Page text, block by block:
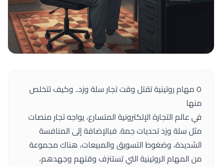
٥ مهام روتينية تقتل وقت تجار سلة وزد.. وكيف تتخلص
منها
في عالم التجارة الإلكترونية المتسارع، يواجه تجار منصات
مثل سلة وزد تحديات جمة. فبالإضافة إلى المنافسة
الشديدة، وضغوط التسويق والمبيعات، هناك مجموعة
من المهام الروتينية التي تستنزف وقتهم وجهدهم،